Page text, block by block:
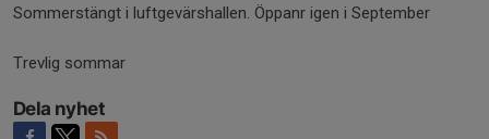
Sommerstängt i luftgevärshallen. Öppanr igen i September
Trevlig sommar
Dela nyhet